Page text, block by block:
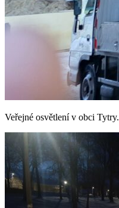
Veřejné osvětlení v obci Tytry.